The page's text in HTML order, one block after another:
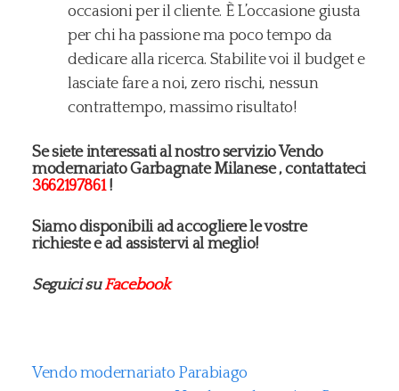
occasioni per il cliente. È L’occasione giusta
per chi ha passione ma poco tempo da
dedicare alla ricerca. Stabilite voi il budget e
lasciate fare a noi, zero rischi, nessun
contrattempo, massimo risultato!
Se siete interessati al nostro servizio Vendo
modernariato Garbagnate Milanese , contattateci
3662197861 !
Siamo disponibili ad accogliere le vostre
richieste e ad assistervi al meglio!
Seguici suFacebook
Vendo modernariato Parabiago